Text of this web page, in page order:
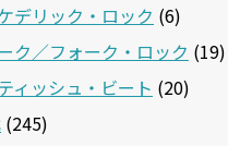
デリック・ロック (6)
ク／フォーク・ロック (19)
ィッシュ・ビート (20)
(245)